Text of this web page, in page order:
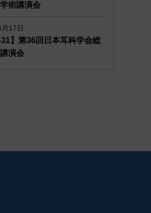
学術講演会
月17日
31】第36回日本耳科学会総
講演会